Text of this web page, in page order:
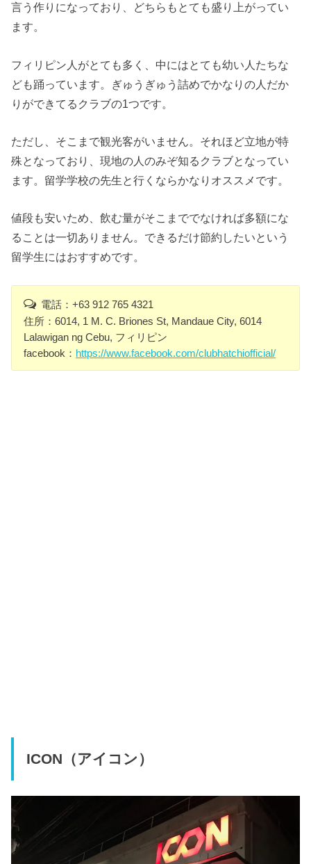
言う作りになっており、どちらもとても盛り上がってい
ます。
フィリピン人がとても多く、中にはとても幼い人たちな
ども踊っています。ぎゅうぎゅう詰めでかなりの人だか
りができてるクラブの1つです。
ただし、そこまで観光客がいません。それほど立地が特
殊となっており、現地の人のみぞ知るクラブとなってい
ます。留学学校の先生と行くならかなりオススメです。
値段も安いため、飲む量がそこまででなければ多額にな
ることは一切ありません。できるだけ節約したいという
留学生にはおすすめです。
電話：+63 912 765 4321
住所：6014, 1 M. C. Briones St, Mandaue City, 6014
Lalawigan ng Cebu, フィリピン
facebook： https://www.facebook.com/clubhatchiofficial/
ICON（アイコン）